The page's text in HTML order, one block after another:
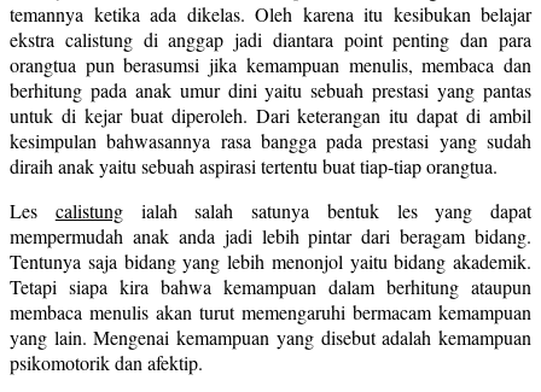
temannya ketika ada dikelas. Oleh karena itu kesibukan belajar
ekstra calistung di anggap jadi diantara point penting dan para
orangtua pun berasumsi jika kemampuan menulis, membaca dan
berhitung pada anak umur dini yaitu sebuah prestasi yang pantas
untuk di kejar buat diperoleh. Dari keterangan itu dapat di ambil
kesimpulan bahwasannya rasa bangga pada prestasi yang sudah
diraih anak yaitu sebuah aspirasi tertentu buat tiap-tiap orangtua.
Les calistungialah salah satunya bentuk les yang dapat
mempermudah anak anda jadi lebih pintar dari beragam bidang.
Tentunya saja bidang yang lebih menonjol yaitu bidang akademik.
Tetapi siapa kira bahwa kemampuan dalam berhitung ataupun
membaca menulis akan turut memengaruhi bermacam kemampuan
yang lain. Mengenai kemampuan yang disebut adalah kemampuan
psikomotorik dan afektip.